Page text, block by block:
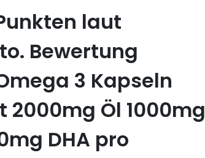
laut
Bewertung
3 Kapseln
2000mg Öl 1000mg
DHA pro